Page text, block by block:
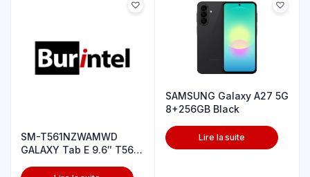
SM-T561NZWAMWD
GALAXY Tab E 9.6″ T561
SAMSUNG Galaxy A27 5G
8+256GB Black
Lire la suite